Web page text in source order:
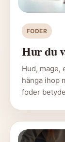
FODER
Hur du
Hud, mage,
hänga ihop
foder